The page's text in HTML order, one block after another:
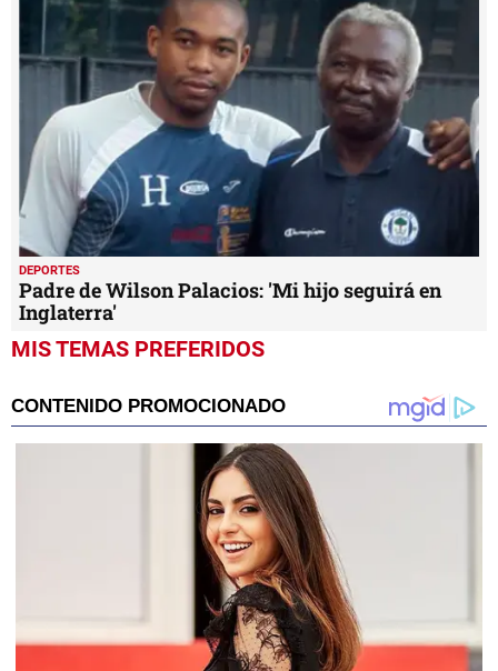
DEPORTES
Padre de Wilson Palacios: 'Mi hijo seguirá en
Inglaterra'
MIS TEMAS PREFERIDOS